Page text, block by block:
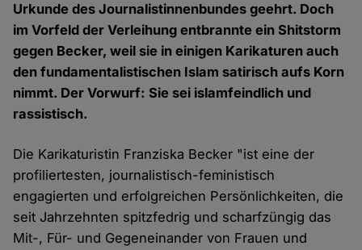
Urkunde des Journalistinnenbundes geehrt. Doch
im Vorfeld der Verleihung entbrannte ein Shitstorm
gegen Becker, weil sie in einigen Karikaturen auch
den fundamentalistischen Islam satirisch aufs Korn
nimmt. Der Vorwurf: Sie sei islamfeindlich und
rassistisch.
Die Karikaturistin Franziska Becker "ist eine der
profiliertesten, journalistisch-feministisch
engagierten und erfolgreichen Persönlichkeiten, die
seit Jahrzehnten spitzfedrig und scharfzüngig das
Mit-, Für- und Gegeneinander von Frauen und